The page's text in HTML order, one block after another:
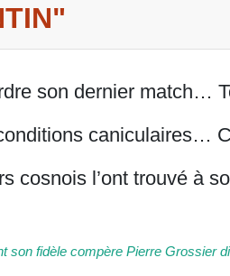
son dernier match…
caniculaires…
cosnois l’ont trouvé à
fidèle compère Pierre Grossier